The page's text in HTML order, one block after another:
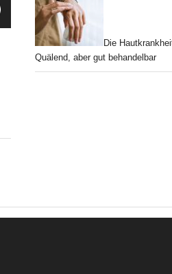
Die
Quälend, aber gut behandelbar